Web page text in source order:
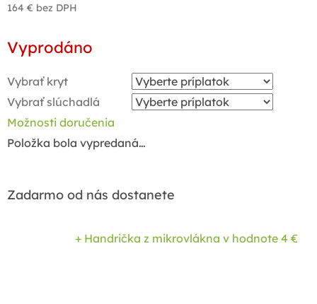
164 € bez DPH
cena:
Vyprodáno
Vybrať kryt
Vybrať slúchadlá
Možnosti doručenia
Položka bola vypredaná…
Zadarmo od nás dostanete
+ Handrička z mikrovlákna v hodnote 4 €